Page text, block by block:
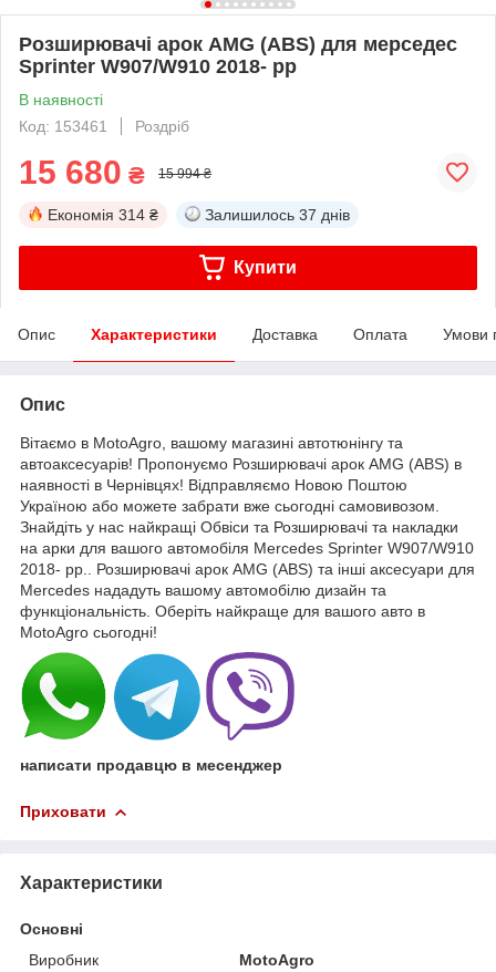
Розширювачі арок AMG (ABS) для мерседес
Sprinter W907/W910 2018- рр
В наявності
Код: 153461
Роздріб
15 680 ₴ 15 994 ₴
Економія 314 ₴ Залишилось 37 днів
Купити
Опис Характеристики Доставка Оплата Умови
Опис
Вітаємо в MotoAgro, вашому магазині автотюнінгу та
автоаксесуарів! Пропонуємо Розширювачі арок AMG (ABS) в
наявності в Чернівцях! Відправляємо Новою Поштою
Україною або можете забрати вже сьогодні самовивозом.
Знайдіть у нас найкращі Обвіси та Розширювачі та накладки
на арки для вашого автомобіля Mercedes Sprinter W907/W910
2018- рр.. Розширювачі арок AMG (ABS) та інші аксесуари для
Mercedes нададуть вашому автомобілю дизайн та
функціональність. Оберіть найкраще для вашого авто в
MotoAgro сьогодні!
написати продавцю в месенджер
Приховати
Характеристики
Основні
Виробник
MotoAgro